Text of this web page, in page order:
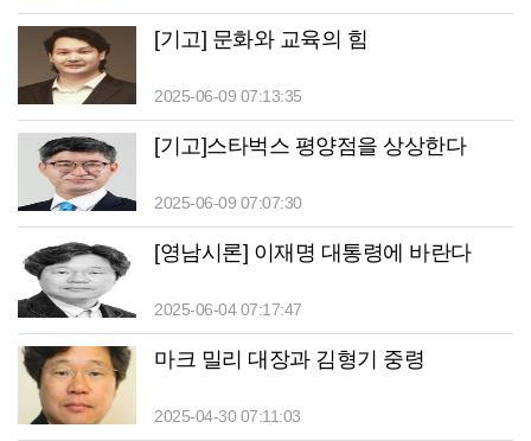
[기고] 문화와 교육의 힘
2025-06-09 07:13:35
[기고]스타벅스 평양점을 상상한다
2025-06-09 07:07:30
[영남시론] 이재명 대통령에 바란다
2025-06-04 07:17:47
마크 밀리 대장과 김형기 중령
2025-04-30 07:11:03